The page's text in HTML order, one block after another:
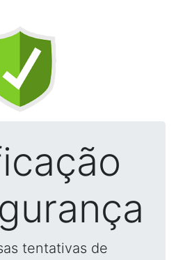
tentativas de